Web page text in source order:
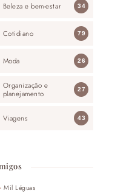
Beleza e bem-estar 34
Cotidiano 79
Moda 26
Organização e
planejamento
27
Viagens 43
Mil Léguas